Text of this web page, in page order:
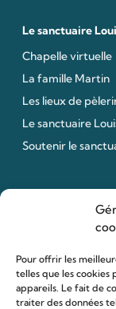
Pour offrir les
telles que les cookies
appareils. Le fait de
traiter des données
Le sanctuaire
Chapelle virtuelle
La famille Martin
Les lieux de
Le sanctuaire
Soutenir le
Organiser ma
Agenda
Hôtellerie des
Organiser ma